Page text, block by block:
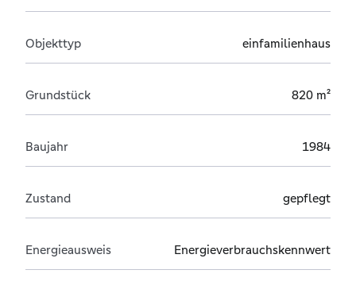
Objekttyp einfamilienhaus
Grundstück 820 m²
Baujahr 1984
Zustand gepflegt
Energieausweis Energieverbrauchskennwert